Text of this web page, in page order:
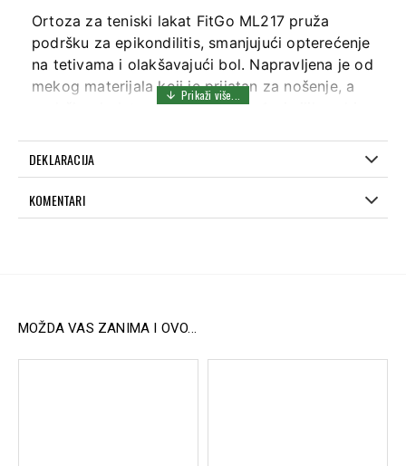
Ortoza za teniski lakat FitGo ML217 pruža
podršku za epikondilitis, smanjujući opterećenje
na tetivama i olakšavajući bol. Napravljena je od
mekog materijala koji je prijatan za nošenje, a
podršku dodatno pojačava ugrađeni silikonski
Zahvaljujući praktičnom mehanizmu, lako se
podešava i koristi.
Ključne karakteristike:
mehanizam omogućava brzo i lako
DEKLARACIJA
KOMENTARI
MOŽDA VAS ZANIMA I OVO...